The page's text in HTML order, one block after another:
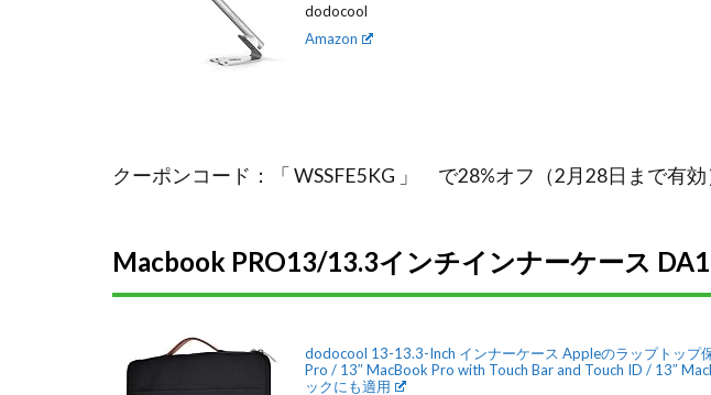
dodocool
Amazon
クーポンコード：「 WSSFE5KG 」 で28%オフ（2月28日まで有効
Macbook PRO13/13.3インチインナーケース
dodocool 13-13.3-Inch インナーケース Appleのラップトッ
Pro / 13″ MacBook Pro with Touch Bar and Touch ID / 13″
ックにも適用